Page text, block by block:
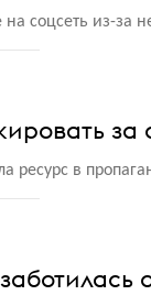
соцсеть из-за
ресурс в